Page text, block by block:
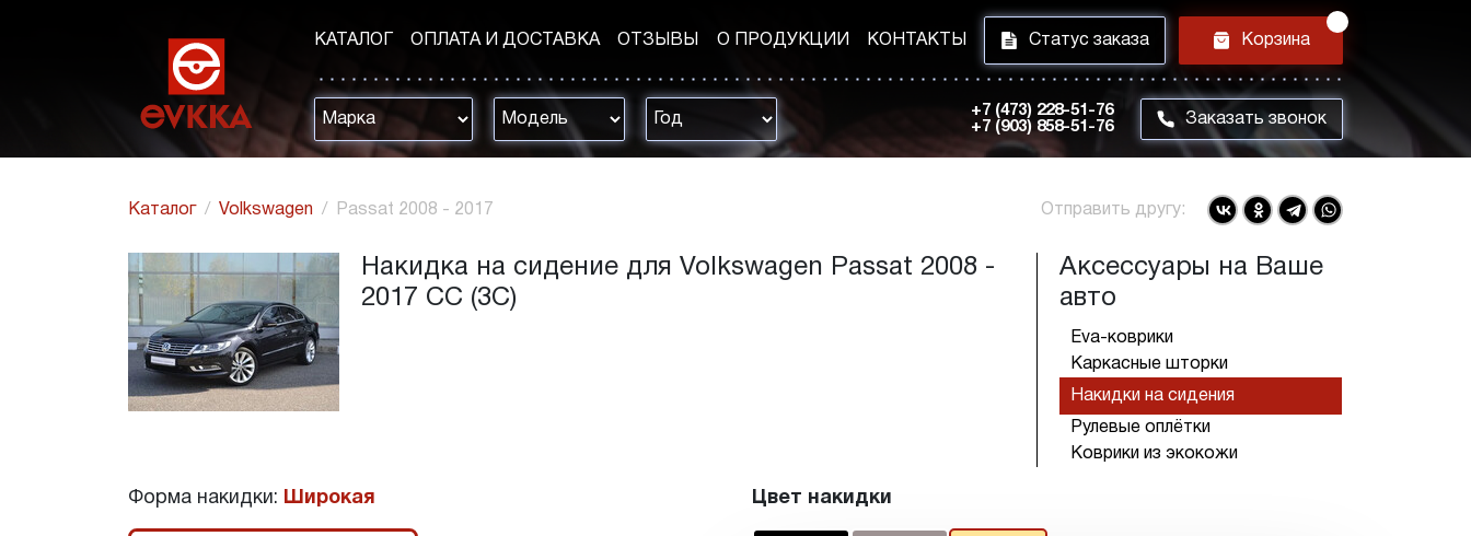
КАТАЛОГ ОПЛАТА И ДОСТАВКА ОТЗЫВЫ О ПРОДУКЦИИ КОНТАКТЫ i Статус заказа h Корзина
+7 (473) 228-51-76
+7 (903) 858-51-76
m Заказать звонок
Каталог Volkswagen Passat 2008 - 2017 Отправить другу:
Накидка на сидение для Volkswagen Passat 2008 -
2017 CC (3C)
Аксессуары на Ваше
авто
Eva-коврики
Каркасные шторки
Накидки на сидения
Рулевые оплётки
Коврики из экокожи
Форма накидки: Широкая Цвет накидки